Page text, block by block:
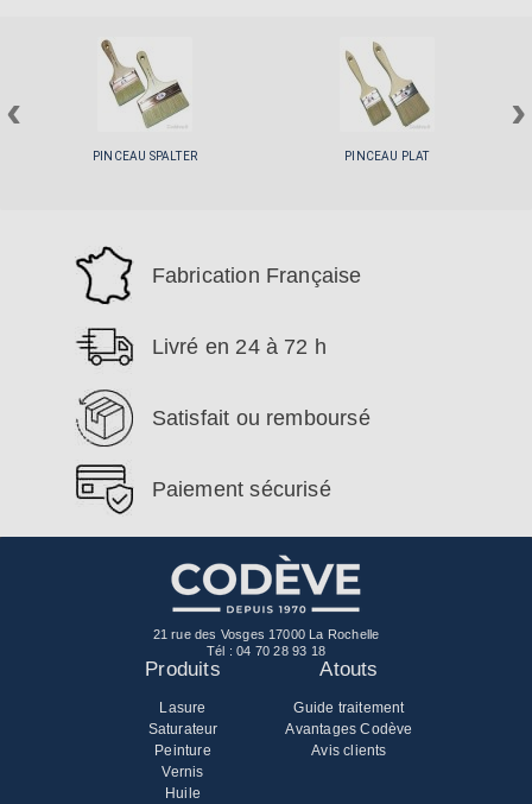
PINCEAU SPALTER PINCEAU PLAT
‹ ›
Fabrication Française
Livré en 24 à 72 h
Satisfait ou remboursé
Paiement sécurisé
21 rue des Vosges 17000 La Rochelle
Tél :04 70 28 93 18
Produits
Lasure
Saturateur
Peinture
Vernis
Huile
Atouts
Guide traitement
Avantages Codève
Avis clients